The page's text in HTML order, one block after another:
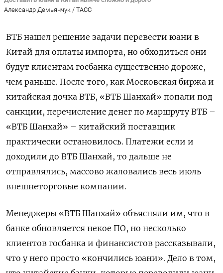
Александр Демьянчук / ТАСС
ВТБ нашел решение задачи перевести юани в
Китай для оплаты импорта, но обходиться они
будут клиентам госбанка существенно дороже,
чем раньше. После того, как Московская биржа и
китайская дочка ВТБ, «ВТБ Шанхай» попали под
санкции, перечисление денег по маршруту ВТБ –
«ВТБ Шанхай» – китайский поставщик
практически остановилось. Платежи если и
доходили до ВТБ Шанхай, то дальше не
отправлялись, массово жаловались весь июль
внешнеторговые компании.
Менеджеры «ВТБ Шанхай» объясняли им, что в
банке обновляется некое ПО, но несколько
клиентов госбанка и финансистов рассказывали,
что у него просто «кончились юани». Дело в том,